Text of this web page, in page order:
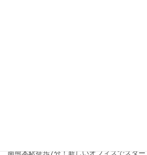
南熊本駅徒歩7分！新しいオフィスでスタ